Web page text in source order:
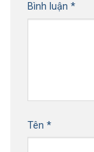
Bình luận *
Tên *